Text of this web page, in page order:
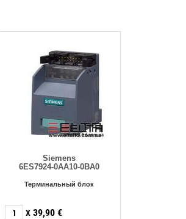
Siemens
6ES7924-0AA10-0BA0
Терминальный блок
X 39,90 €